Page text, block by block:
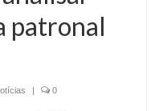
patronal
| 0